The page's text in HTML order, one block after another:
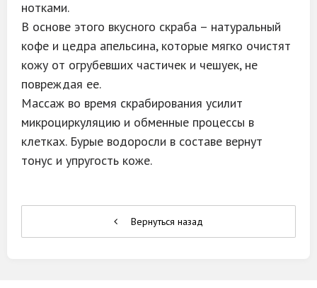
нотками. ⠀
В основе этого вкусного скраба – натуральный
кофе и цедра апельсина, которые мягко очистят
кожу от огрубевших частичек и чешуек, не
повреждая ее. ⠀
Массаж во время скрабирования усилит
микроциркуляцию и обменные процессы в
клетках. Бурые водоросли в составе вернут
тонус и упругость коже.
Вернуться назад